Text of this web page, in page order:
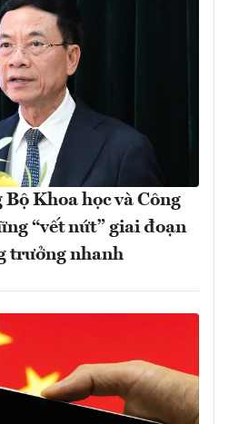
Khoa học và Công
“vết nứt” giai đoạn
trưởng nhanh